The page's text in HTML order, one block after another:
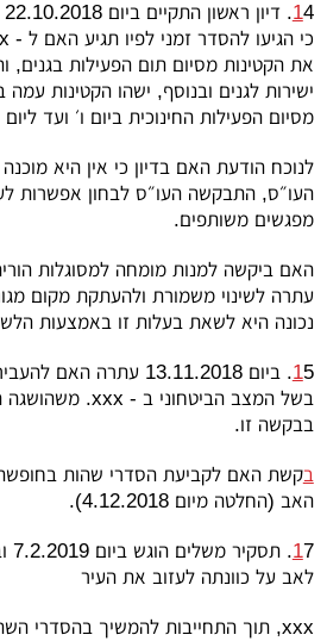
1
כי הגיעו להסדר זמני לפיו תגיע האם ל -
את הקטינות מסיום תום הפעילות בגנים,
ישירות לגנים ובנוסף, ישהו הקטינות
מסיום הפעילות החינוכית ביום ו׳ ועד
לנוכח הודעת האם בדיון כי אין היא
העו״ס, התבקשה העו״ס לבחון אפשרות
מפגשים משותפים.
האם ביקשה למנות מומחה למסוגלות
עתרה לשינוי משמורת ולהעתקת מקום
נכונה היא לשאת בעלות זו באמצעות
15. ביום 13.11.2018 עתרה האם להעביר את הקטינות ל -
בשל המצב הביטחוני ב - xxx. משהושגה
בבקשה זו.
בקשת האם לקביעת הסדרי שהות
האב (החלטה מיום 4.12.2018).
1
לאב על כוונתה לעזוב את העיר
xxx, תוך התחייבות להמשיך בהסדרי